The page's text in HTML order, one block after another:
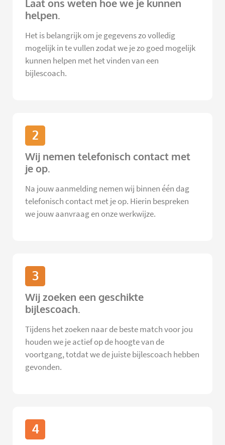
Laat ons weten hoe we je kunnen
helpen.
Het is belangrijk om je gegevens zo volledig
mogelijk in te vullen zodat we je zo goed mogelijk
kunnen helpen met het vinden van een
bijlescoach.
2
Wij nemen telefonisch contact met
je op.
Na jouw aanmelding nemen wij binnen één dag
telefonisch contact met je op. Hierin bespreken
we jouw aanvraag en onze werkwijze.
3
Wij zoeken een geschikte
bijlescoach.
Tijdens het zoeken naar de beste match voor jou
houden we je actief op de hoogte van de
voortgang, totdat we de juiste bijlescoach hebben
gevonden.
4